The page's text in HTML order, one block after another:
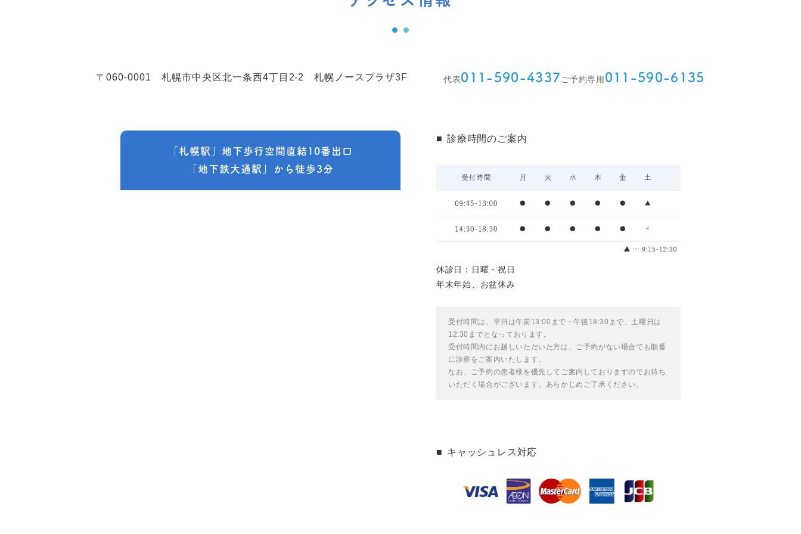
〒060-0001札幌市中央区北一条西4丁目2-2札幌ノースプラザ3F 代表011-590-4337 ご予約専用 011-590-6135
「札幌駅」地下歩行空間直結10番出口
「地下鉄大通駅」から徒歩3分
診療時間のご案内
休診日：日曜・祝日
年末年始、お盆休み
受付時間は、平日は午前13:00まで・午後18:30まで、土曜日は
12:30までとなっております。
受付時間内にお越しいただいた方は、ご予約がない場合でも順番
に診察をご案内いたします。
なお、ご予約の患者様を優先してご案内しておりますのでお待ち
いただく場合がございます。あらかじめご了承ください。
キャッシュレス対応